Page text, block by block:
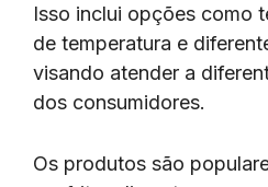
Isso inclui opções como
de temperatura e
visando atender a
dos consumidores.
Os produtos são